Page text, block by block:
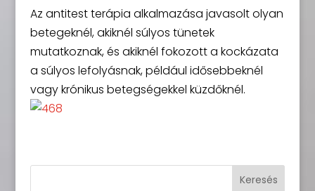
Az antitest terápia alkalmazása javasolt olyan
betegeknél, akiknél súlyos tünetek
mutatkoznak, és akiknél fokozott a kockázata
a súlyos lefolyásnak, például idősebbeknél
vagy krónikus betegségekkel küzdőknél.
Keresés